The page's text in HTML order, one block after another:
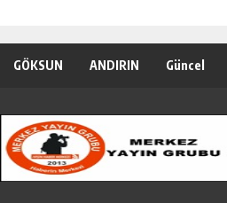
GÖKSUN ANDIRIN Güncel